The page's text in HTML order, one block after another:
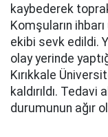
kaybederek
Komşuların
ekibi sevk edildi.
olay yerinde
Kırıkkale
kaldırıldı. Tedavi
durumunun ağır